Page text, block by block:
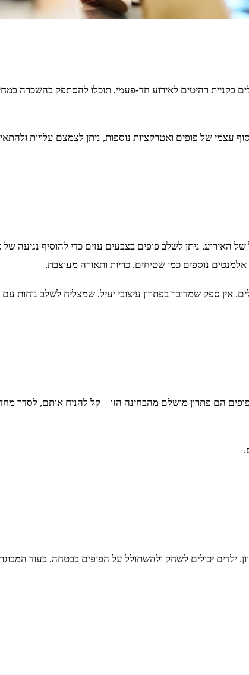
בקניית רהיטים לאירוע חד-פעמי, תוכלו להסתפק בהשכרה
עצמי של פופים ואטרקציות נוספות, ניתן לצמצם עלויות
ניתן לשלב פופים בצבעים עזים כדי להוסיף נגיעה של
נוספים כמו שטיחים, כריות ותאורה מעוצבת.
אין ספק שמדובר בפתרון עיצובי יעיל, שמצליח לשלב נוחות עם
פופים הם פתרון מושלם מהבחינה הזו – קל להניח אותם, לסדר
ילדים יכולים לשחק ולהשתולל על הפופים בבטחה, בעוד